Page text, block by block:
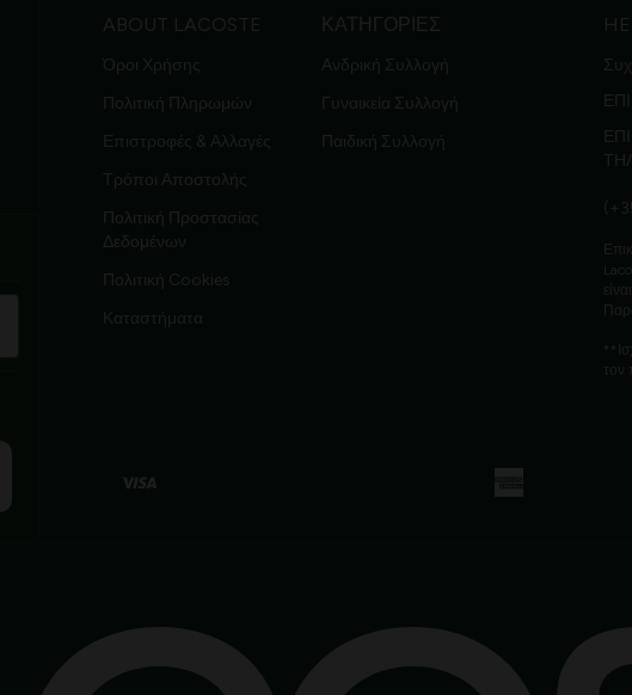
ABOUT LACOSTE
Όροι Χρήσης
Πολιτική Πληρωμών
Επιστροφές & Αλλαγές
Τρόποι Αποστολής
Πολιτική Προστασίας
Δεδομένων
Πολιτική Cookies
Καταστήματα
ΚΑΤΗΓΟΡΙΕΣ
Ανδρική Συλλογή
Γυναικεία Συλλογή
Παιδική Συλλογή
τον